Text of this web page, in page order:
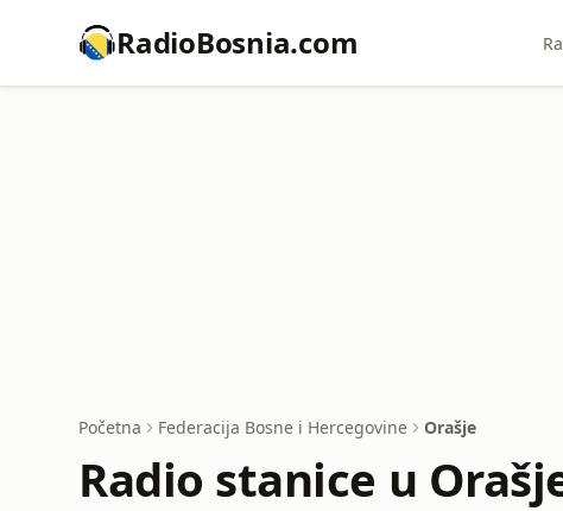
RadioBosnia.com
Početna Federacija Bosne i Hercegovine Orašje
Radio stanice u